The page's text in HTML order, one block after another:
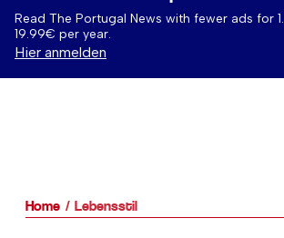
Read The Portugal News with fewer ads for
19.99€ per year.
Hier anmelden
Home Lebensstil